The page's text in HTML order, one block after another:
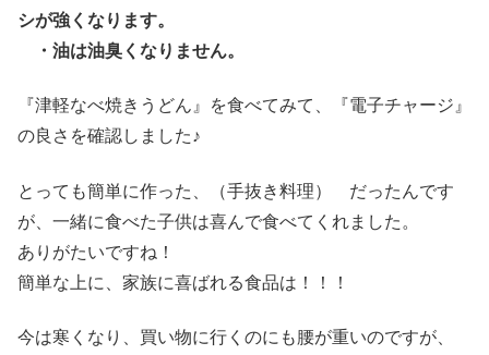
シが強くなります。
・油は油臭くなりません。
『津軽なべ焼きうどん』を食べてみて、『電子チャージ』
の良さを確認しました♪
とっても簡単に作った、（手抜き料理） だったんです
が、一緒に食べた子供は喜んで食べてくれました。
ありがたいですね！
簡単な上に、家族に喜ばれる食品は！！！
今は寒くなり、買い物に行くのにも腰が重いのですが、